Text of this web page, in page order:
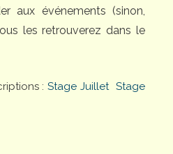
aux événements (sinon,
les retrouverez dans le
:Stage Juillet Stage